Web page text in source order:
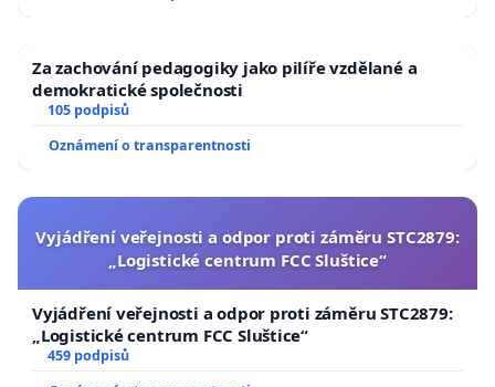
Za zachování pedagogiky jako pilíře vzdělané a
demokratické společnosti
105 podpisů
Oznámení o transparentnosti
Vyjádření veřejnosti a odpor proti záměru STC2879:
„Logistické centrum FCC Sluštice“
Vyjádření veřejnosti a odpor proti záměru STC2879:
„Logistické centrum FCC Sluštice“
459 podpisů